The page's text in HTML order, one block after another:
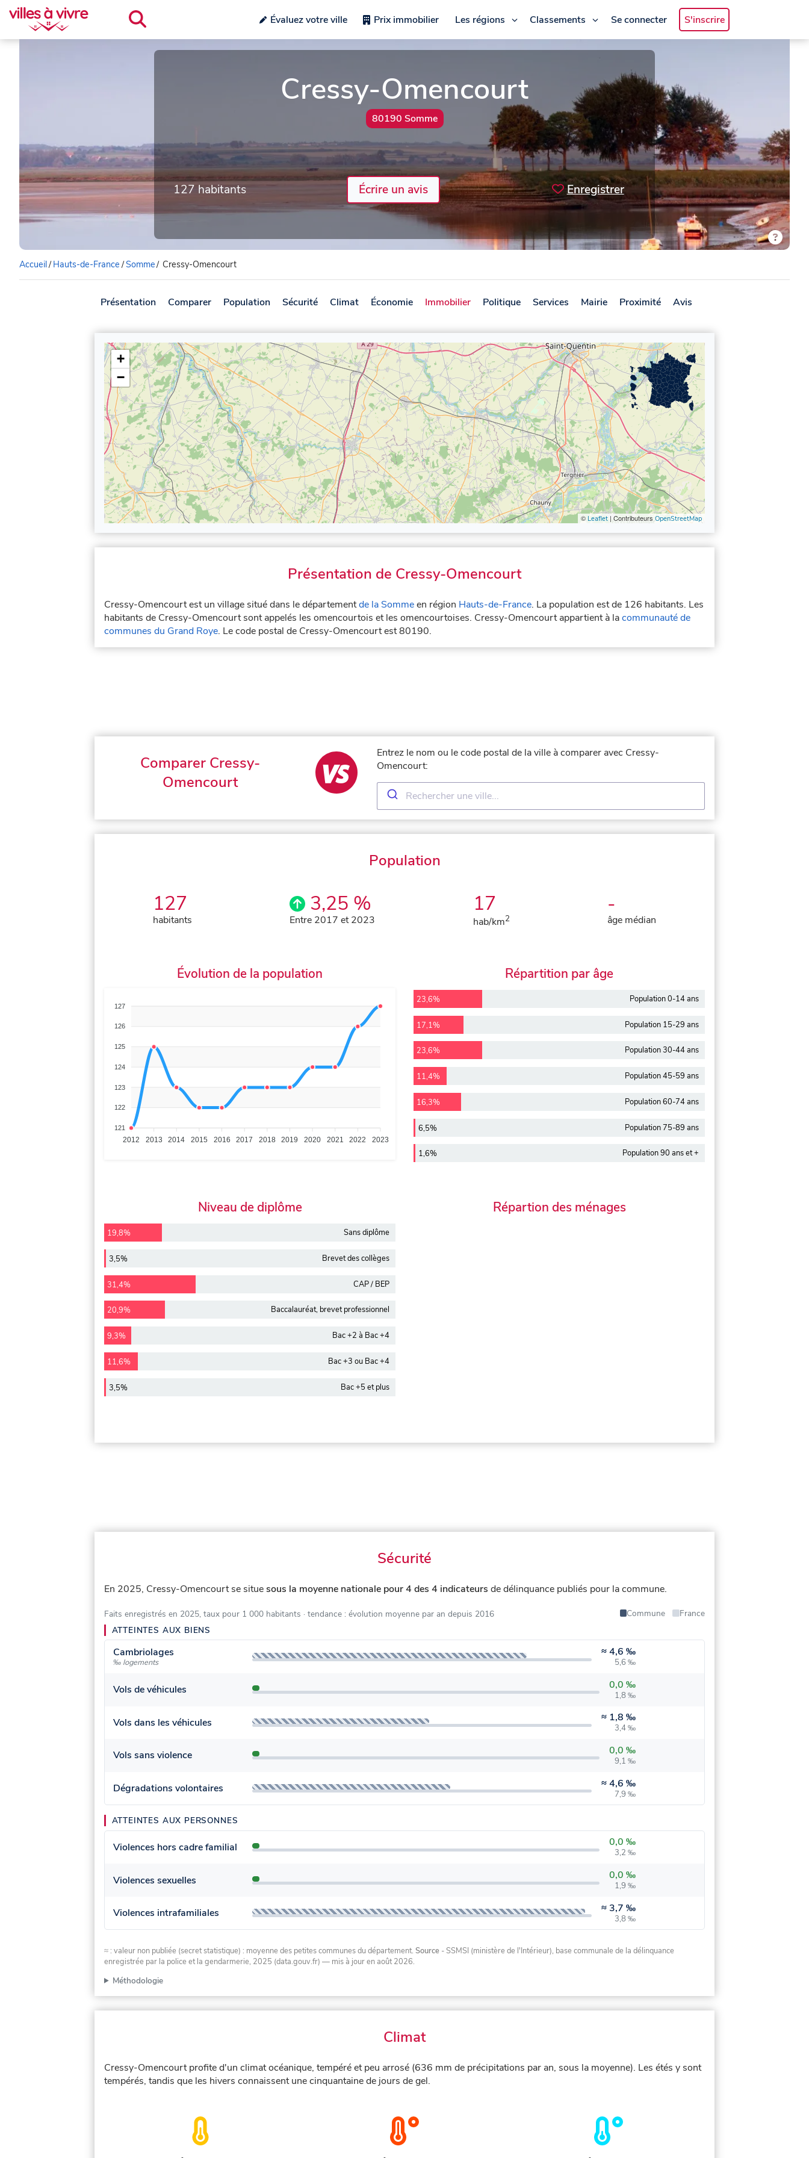
Évaluez votre ville Prix immobilier Les régions Classements Se connecter S'inscrire
Cressy-Omencourt
80190 Somme
127 habitants Écrire un avis Enregistrer
Accueil/ Hauts-de-France/Somme/ Cressy-Omencourt
Présentation Comparer Population Sécurité Climat Économie Immobilier Politique Services Mairie Proximité Avis
+
−
© Leaflet | Contributeurs OpenStreetMap
Présentation de Cressy-Omencourt
Cressy-Omencourt est un village situé dans le départementde la Sommeen région Hauts-de-France. La population est de 126 habitants. Les
habitants de Cressy-Omencourt sont appelés les omencourtois et les omencourtoises. Cressy-Omencourt appartient à lacommunauté de
communes du Grand Roye. Le code postal de Cressy-Omencourt est 80190.
Comparer Cressy-
Omencourt
Entrez le nom ou le code postal de la ville à comparer avec Cressy-
Omencourt:
Population
127
habitants
3,25 %
Entre 2017 et 2023
17
hab/km2
-
âge médian
Évolution de la population
127
126
125
124
123
122
121
2012 2013 2014 2015 2016 2017 2018 2019 2020 2021 2022 2023
Répartition par âge
23,6% Population 0-14 ans
17,1% Population 15-29 ans
23,6% Population 30-44 ans
11,4% Population 45-59 ans
16,3% Population 60-74 ans
6,5% Population 75-89 ans
1,6% Population 90 ans et +
Niveau de diplôme
19,8% Sans diplôme
3,5% Brevet des collèges
31,4% CAP / BEP
20,9% Baccalauréat, brevet professionnel
9,3% Bac +2 à Bac +4
11,6% Bac +3 ou Bac +4
3,5% Bac +5 et plus
Répartion des ménages
Sécurité
En 2025, Cressy-Omencourt se situesous la moyenne nationale pour 4 des 4 indicateurs de délinquance publiés pour la commune.
Faits enregistrés en 2025, taux pour 1 000 habitants · tendance : évolution moyenne par an depuis 2016 Commune
France
ATTEINTES AUX BIENS
Cambriolages
‰ logements
≈4,6 ‰
5,6 ‰
Vols de véhicules 0,0 ‰
1,8 ‰
Vols dans les véhicules ≈ 1,8 ‰
3,4 ‰
Vols sans violence 0,0 ‰
9,1 ‰
Dégradations volontaires ≈4,6 ‰
7,9 ‰
ATTEINTES AUX PERSONNES
Violences hors cadre familial 0,0 ‰
3,2 ‰
Violences sexuelles 0,0 ‰
1,9 ‰
Violences intrafamiliales ≈ 3,7 ‰
3,8 ‰
≈ : valeur non publiée (secret statistique) : moyenne des petites communes du département. Source - SSMSI (ministère de l'Intérieur), base communale de la délinquance
enregistrée par la police et la gendarmerie, 2025 (data.gouv.fr) — mis à jour en août 2026.
Méthodologie
Climat
Cressy-Omencourt profite d'un climat océanique, tempéré et peu arrosé (636 mm de précipitations par an, sous la moyenne). Les étés y sont
tempérés, tandis que les hivers connaissent une cinquantaine de jours de gel.